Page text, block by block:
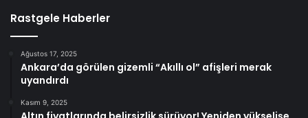
Rastgele Haberler
Ağustos 17, 2025
Ankara’da görülen gizemli “Akıllı ol” afişleri merak
uyandırdı
Kasım 9, 2025